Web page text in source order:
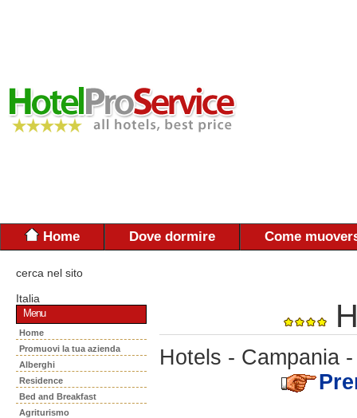
Home Dove dormire Come
cerca nel sito
Italia
Menu
Home
Promuovi la tua azienda
Alberghi
Residence
Bed and Breakfast
Agriturismo
Hotels - Campania